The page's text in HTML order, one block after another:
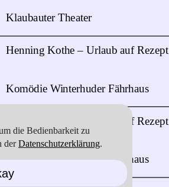
die Bedienbarkeit zu
derDatenschutzerklärung.
Klaubauter Theater
Komödie Winterhuder Fährhaus
Henning Kothe – Urlaub auf Rezept
Komödie Winterhuder Fährhaus
Henning Kothe – Urlaub auf Rezept